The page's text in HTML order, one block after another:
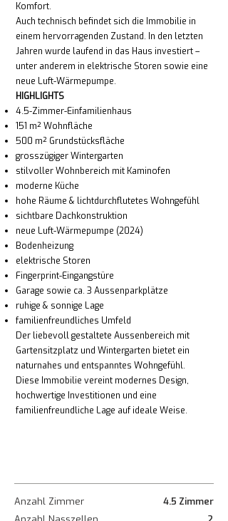
Komfort.
Auch technisch befindet sich die Immobilie in
einem hervorragenden Zustand. In den letzten
Jahren wurde laufend in das Haus investiert –
unter anderem in elektrische Storen sowie eine
neue Luft-Wärmepumpe.
HIGHLIGHTS
4.5-Zimmer-Einfamilienhaus
151 m² Wohnfläche
500 m² Grundstücksfläche
grosszügiger Wintergarten
stilvoller Wohnbereich mit Kaminofen
moderne Küche
hohe Räume & lichtdurchflutetes Wohngefühl
sichtbare Dachkonstruktion
neue Luft-Wärmepumpe (2024)
Bodenheizung
elektrische Storen
Fingerprint-Eingangstüre
Garage sowie ca. 3 Aussenparkplätze
ruhige & sonnige Lage
familienfreundliches Umfeld
Der liebevoll gestaltete Aussenbereich mit
Gartensitzplatz und Wintergarten bietet ein
naturnahes und entspanntes Wohngefühl.
Diese Immobilie vereint modernes Design,
hochwertige Investitionen und eine
familienfreundliche Lage auf ideale Weise.
Anzahl Zimmer
4.5 Zimmer